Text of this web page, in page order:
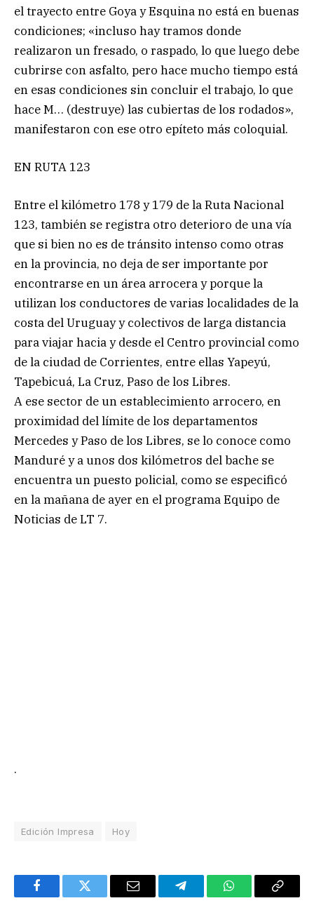
el trayecto entre Goya y Esquina no está en buenas
condiciones; «incluso hay tramos donde
realizaron un fresado, o raspado, lo que luego debe
cubrirse con asfalto, pero hace mucho tiempo está
en esas condiciones sin concluir el trabajo, lo que
hace M… (destruye) las cubiertas de los rodados»,
manifestaron con ese otro epíteto más coloquial.
EN RUTA 123
Entre el kilómetro 178 y 179 de la Ruta Nacional
123, también se registra otro deterioro de una vía
que si bien no es de tránsito intenso como otras
en la provincia, no deja de ser importante por
encontrarse en un área arrocera y porque la
utilizan los conductores de varias localidades de la
costa del Uruguay y colectivos de larga distancia
para viajar hacia y desde el Centro provincial como
de la ciudad de Corrientes, entre ellas Yapeyú,
Tapebicuá, La Cruz, Paso de los Libres.
A ese sector de un establecimiento arrocero, en
proximidad del límite de los departamentos
Mercedes y Paso de los Libres, se lo conoce como
Manduré y a unos dos kilómetros del bache se
encuentra un puesto policial, como se especificó
en la mañana de ayer en el programa Equipo de
Noticias de LT 7.
.
Edición Impresa Hoy
FacebookTwitter Email TelegramWhatsAppCopy